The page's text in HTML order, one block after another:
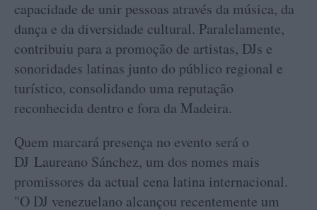
capacidade de unir pessoas através da música, da
dança e da diversidade cultural. Paralelamente,
contribuiu para a promoção de artistas, DJs e
sonoridades latinas junto do público regional e
turístico, consolidando uma reputação
reconhecida dentro e fora da Madeira.
Quem marcará presença no evento será o
DJ Laureano Sánchez, um dos nomes mais
promissores da actual cena latina internacional.
"O DJ venezuelano alcançou recentemente um